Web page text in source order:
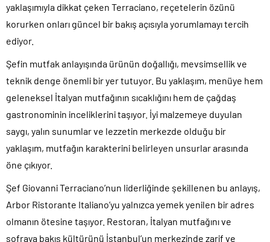
yaklaşımıyla dikkat çeken Terraciano, reçetelerin özünü
korurken onları güncel bir bakış açısıyla yorumlamayı tercih
ediyor.
Şefin mutfak anlayışında ürünün doğallığı, mevsimsellik ve
teknik denge önemli bir yer tutuyor. Bu yaklaşım, menüye hem
geleneksel İtalyan mutfağının sıcaklığını hem de çağdaş
gastronominin inceliklerini taşıyor. İyi malzemeye duyulan
saygı, yalın sunumlar ve lezzetin merkezde olduğu bir
yaklaşım, mutfağın karakterini belirleyen unsurlar arasında
öne çıkıyor.
Şef Giovanni Terraciano’nun liderliğinde şekillenen bu anlayış,
Arbor Ristorante Italiano’yu yalnızca yemek yenilen bir adres
olmanın ötesine taşıyor. Restoran, İtalyan mutfağını ve
sofraya bakış kültürünü İstanbul’un merkezinde zarif ve